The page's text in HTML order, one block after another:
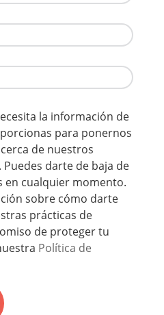
la información de
para ponernos
de nuestros
darte de baja de
en cualquier momento.
sobre cómo darte
prácticas de
de proteger tu
Política de